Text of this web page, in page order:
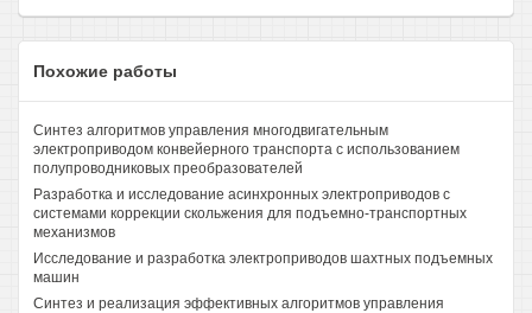
Похожие работы
Синтез алгоритмов управления многодвигательным
электроприводом конвейерного транспорта с использованием
полупроводниковых преобразователей
Разработка и исследование асинхронных электроприводов с
системами коррекции скольжения для подъемно-транспортных
механизмов
Исследование и разработка электроприводов шахтных подъемных
машин
Синтез и реализация эффективных алгоритмов управления